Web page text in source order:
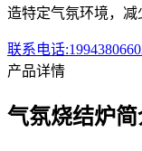
造特定气氛环境，减
联系电话
产品详情
气氛烧结炉简